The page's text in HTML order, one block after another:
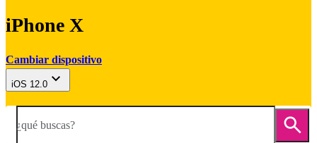
iPhone X
Cambiar dispositivo
iOS 12.0
¿qué buscas?